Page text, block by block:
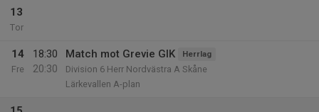
13
Tor
14
Fre
18:30
20:30
Match mot Grevie GIK Herrlag
Division 6 Herr Nordvästra A Skåne
Lärkevallen A-plan